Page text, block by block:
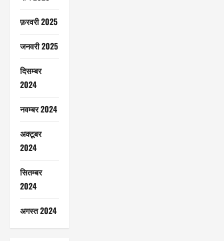
फ़रवरी 2025
जनवरी 2025
दिसम्बर
2024
नवम्बर 2024
अक्टूबर
2024
सितम्बर
2024
अगस्त 2024